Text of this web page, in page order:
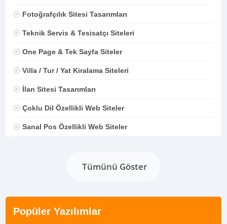
Fotoğrafçılık Sitesi Tasarımları
Teknik Servis & Tesisatçı Siteleri
One Page & Tek Sayfa Siteler
Villa / Tur / Yat Kiralama Siteleri
İlan Sitesi Tasarımları
Çoklu Dil Özellikli Web Siteler
Sanal Pos Özellikli Web Siteler
Tümünü Göster
Popüler Yazılımlar